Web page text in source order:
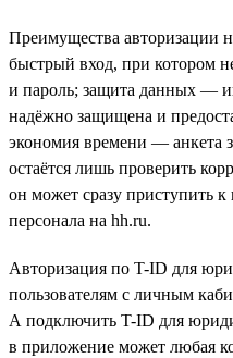
Преимущества авторизации
быстрый вход, при котором
и пароль; защита данных —
надёжно защищена и
экономия времени — анкета
остаётся лишь проверить
он может сразу приступить
персонала на hh.ru.
Авторизация по T-ID для
пользователям с личным
А подключить T-ID для
в приложение может любая